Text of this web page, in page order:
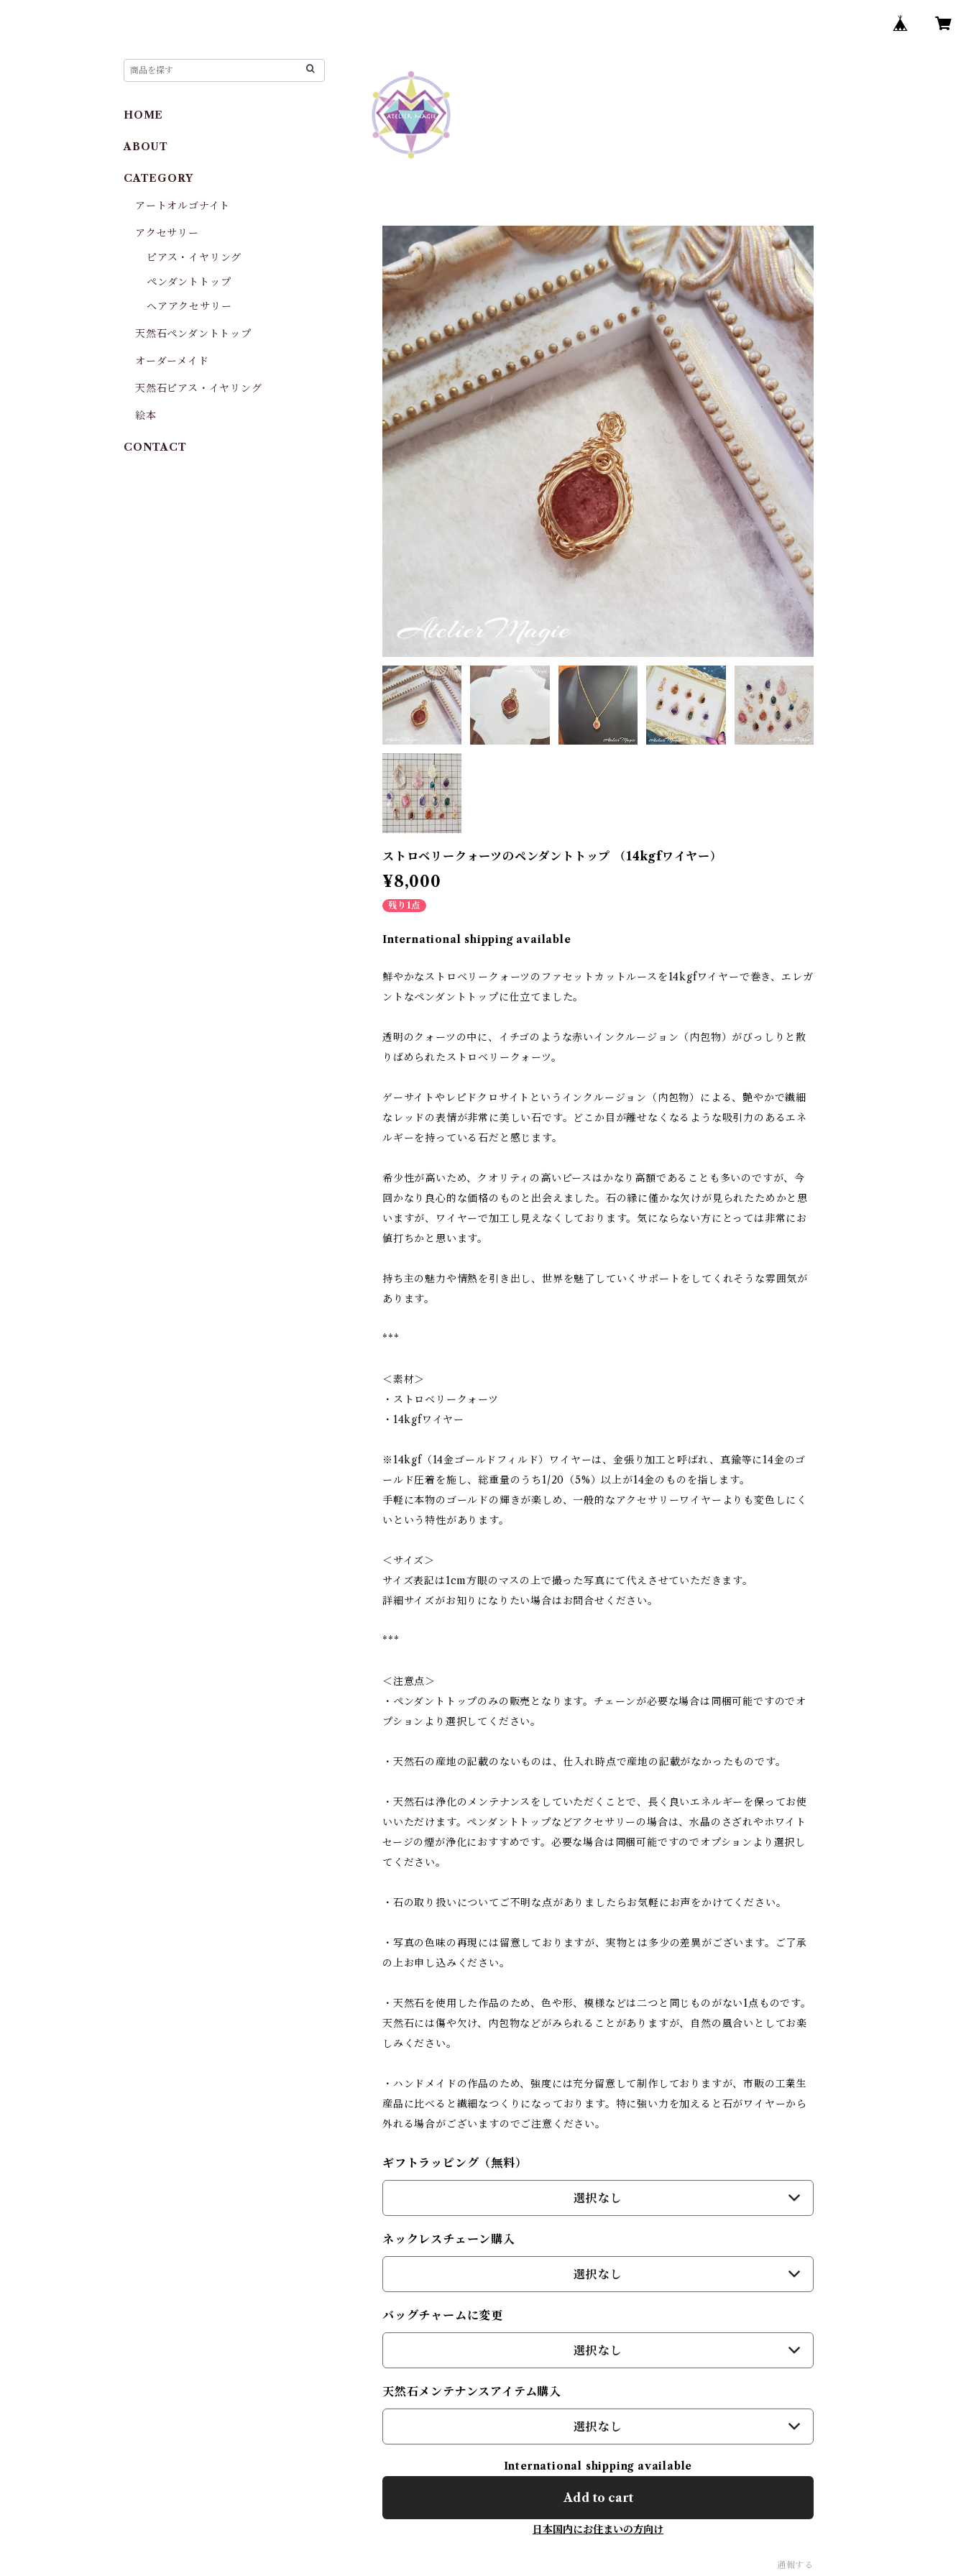
ストロベリークォーツのペンダントトップ （14kgfワイヤー）
¥8,000
残り1点
International shipping available
鮮やかなストロベリークォーツのファセットカットルースを14kgfワイヤーで巻き、エレガ
ントなペンダントトップに仕立てました。
透明のクォーツの中に、イチゴのような赤いインクルージョン（内包物）がびっしりと散
りばめられたストロベリークォーツ。
ゲーサイトやレピドクロサイトというインクルージョン（内包物）による、艶やかで繊細
なレッドの表情が非常に美しい石です。どこか目が離せなくなるような吸引力のあるエネ
ルギーを持っている石だと感じます。
希少性が高いため、クオリティの高いピースはかなり高額であることも多いのですが、今
回かなり良心的な価格のものと出会えました。石の縁に僅かな欠けが見られたためかと思
いますが、ワイヤーで加工し見えなくしております。気にならない方にとっては非常にお
値打ちかと思います。
持ち主の魅力や情熱を引き出し、世界を魅了していくサポートをしてくれそうな雰囲気が
あります。
***
＜素材＞
・ストロベリークォーツ
・14kgfワイヤー
※14kgf（14金ゴールドフィルド）ワイヤーは、金張り加工と呼ばれ、真鍮等に14金のゴ
ールド圧着を施し、総重量のうち1/20（5%）以上が14金のものを指します。
手軽に本物のゴールドの輝きが楽しめ、一般的なアクセサリーワイヤーよりも変色しにく
いという特性があります。
＜サイズ＞
サイズ表記は1cm方眼のマスの上で撮った写真にて代えさせていただきます。
詳細サイズがお知りになりたい場合はお問合せください。
***
＜注意点＞
・ペンダントトップのみの販売となります。チェーンが必要な場合は同梱可能ですのでオ
プションより選択してください。
・天然石の産地の記載のないものは、仕入れ時点で産地の記載がなかったものです。
・天然石は浄化のメンテナンスをしていただくことで、長く良いエネルギーを保ってお使
いいただけます。ペンダントトップなどアクセサリーの場合は、水晶のさざれやホワイト
セージの煙が浄化におすすめです。必要な場合は同梱可能ですのでオプションより選択し
てください。
・石の取り扱いについてご不明な点がありましたらお気軽にお声をかけてください。
・写真の色味の再現には留意しておりますが、実物とは多少の差異がございます。ご了承
の上お申し込みください。
・天然石を使用した作品のため、色や形、模様などは二つと同じものがない1点ものです。
天然石には傷や欠け、内包物などがみられることがありますが、自然の風合いとしてお楽
しみください。
・ハンドメイドの作品のため、強度には充分留意して制作しておりますが、市販の工業生
産品に比べると繊細なつくりになっております。特に強い力を加えると石がワイヤーから
外れる場合がございますのでご注意ください。
ギフトラッピング（無料）
選択なし
ネックレスチェーン購入
選択なし
バッグチャームに変更
選択なし
天然石メンテナンスアイテム購入
選択なし
International shipping available
Add to cart
日本国内にお住まいの方向け
通報する
HOME
ABOUT
CATEGORY
アートオルゴナイト
アクセサリー
ピアス・イヤリング
ペンダントトップ
ヘアアクセサリー
天然石ペンダントトップ
オーダーメイド
天然石ピアス・イヤリング
絵本
CONTACT